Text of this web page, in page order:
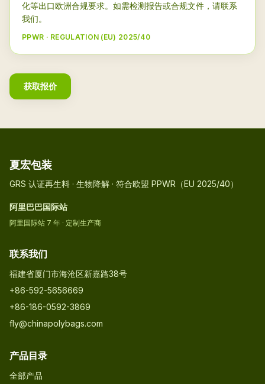
化等出口欧洲合规要求。如需检测报告或合规文件，请联系
我们。
PPWR · REGULATION (EU) 2025/40
获取报价
夏宏包装
GRS 认证再生料 · 生物降解 · 符合欧盟 PPWR（EU 2025/40）
阿里巴巴国际站
阿里国际站 7 年 · 定制生产商
联系我们
福建省厦门市海沧区新嘉路38号
+86-592-5656669
+86-186-0592-3869
fly@chinapolybags.com
产品目录
全部产品